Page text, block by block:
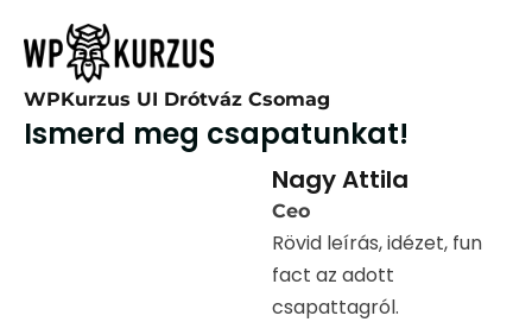
WPKurzus UI Drótváz Csomag
Ismerd meg csapatunkat!
Nagy Attila
Ceo
Rövid leírás, idézet, fun
fact az adott
csapattagról.